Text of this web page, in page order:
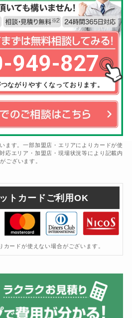
949-827
ながりやすくなっております。
ます。一部加盟店・エリアによりカードが使
応エリア・加盟店・現場状況等により記載内
ございます。
トカードご利用OK
ードが使えない場合がございます。